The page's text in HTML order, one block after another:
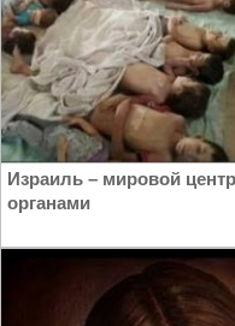
Израиль – мировой
органами